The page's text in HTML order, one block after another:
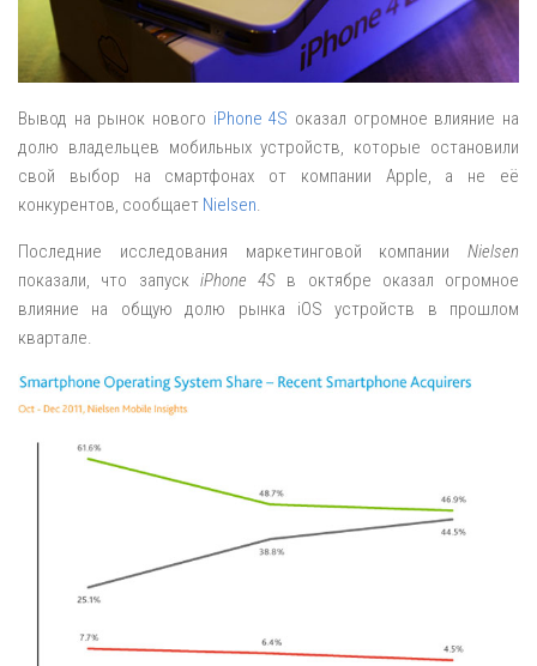
Вывод на рынок нового iPhone 4S оказал огромное влияние на
долю владельцев мобильных устройств, которые остановили
свой выбор на смартфонах от компании Apple, а не её
конкурентов, сообщает Nielsen
Последние исследования маркетинговой компании Nielsen
показали, что запуск iPhone 4S в октябре оказал огромное
влияние на общую долю рынка iOS устройств в прошлом
квартале.